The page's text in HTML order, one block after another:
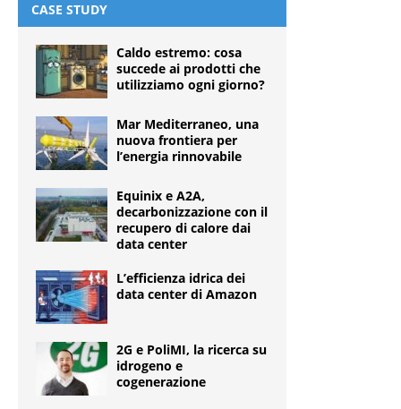
CASE STUDY
Caldo estremo: cosa
succede ai prodotti che
utilizziamo ogni giorno?
Mar Mediterraneo, una
nuova frontiera per
l’energia rinnovabile
Equinix e A2A,
decarbonizzazione con il
recupero di calore dai
data center
L’efficienza idrica dei
data center di Amazon
2G e PoliMI, la ricerca su
idrogeno e
cogenerazione